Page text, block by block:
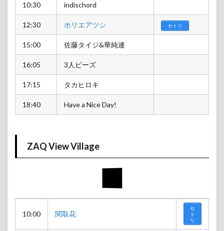
10:30 indischord
12:30 ホリエアツシ セトリ
15:00 佐藤タイジ&華純連
16:05 3人ピーズ
17:15 タカヒロキ
18:40 Have a Nice Day!
ZAQ View Village
10:00 関取花
セ
ト
リ